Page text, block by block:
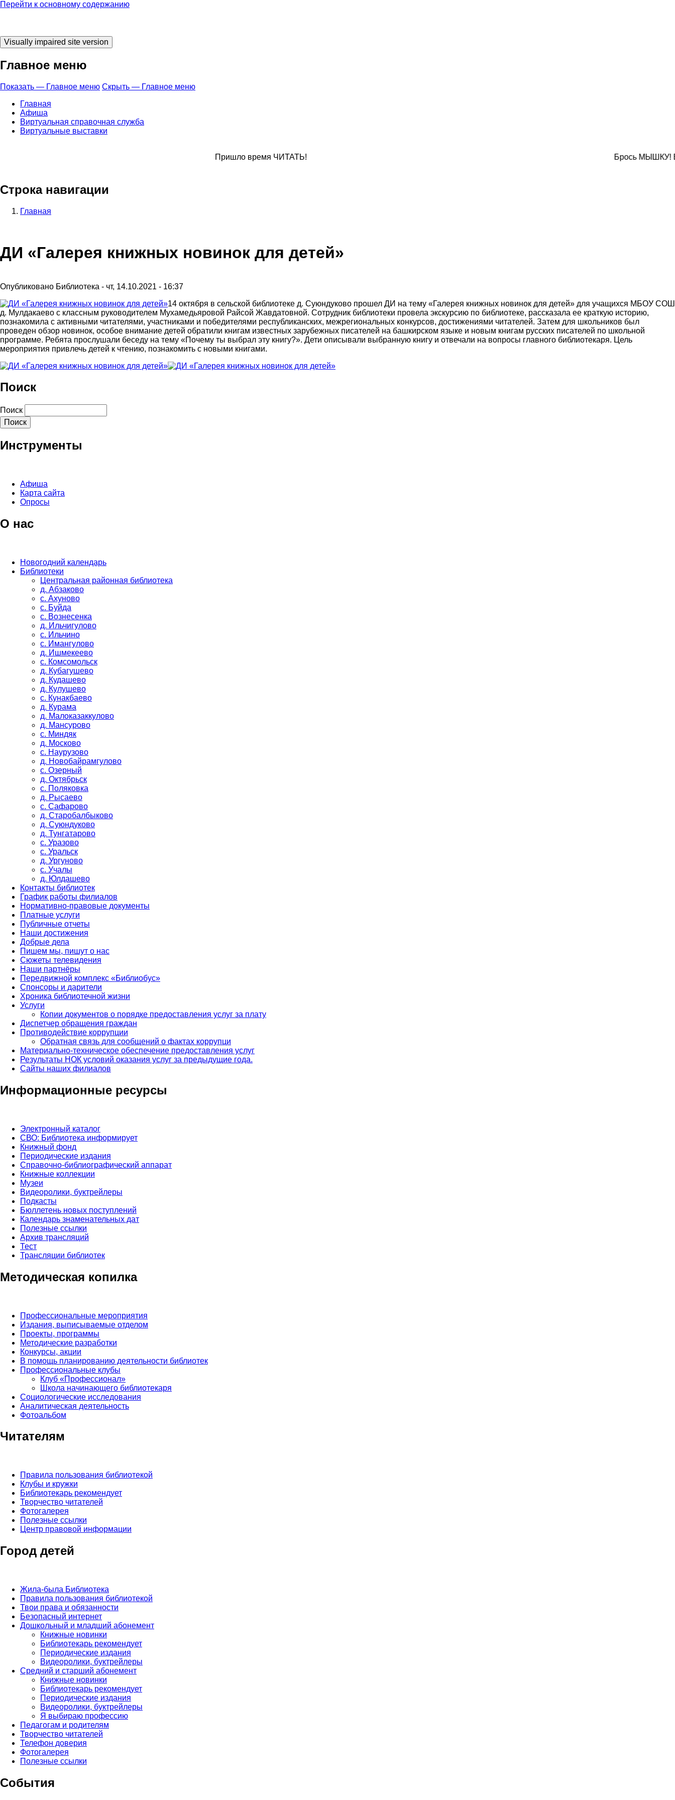
Перейти к основному содержанию
Главное меню
Показать — Главное меню Скрыть — Главное меню
Главная
Афиша
Виртуальная справочная служба
Виртуальные выставки
Пришло время ЧИТАТЬ! Брось
Строка навигации
Главная
ДИ «Галерея книжных новинок для детей»
Опубликовано Библиотека - чт, 14.10.2021 - 16:37
14 октября в сельской библиотеке д. Суюндуково прошел ДИ на тему «Галерея книжных новинок для детей» для учащихся МБОУ СОШ
д. Мулдакаево с классным руководителем Мухамедьяровой Райсой Жавдатовной. Сотрудник библиотеки провела экскурсию по библиотеке, рассказала ее краткую историю,
познакомила с активными читателями, участниками и победителями республиканских, межрегиональных конкурсов, достижениями читателей. Затем для школьников был
проведен обзор новинок, особое внимание детей обратили книгам известных зарубежных писателей на башкирском языке и новым книгам русских писателей по школьной
программе. Ребята прослушали беседу на тему «Почему ты выбрал эту книгу?». Дети описывали выбранную книгу и отвечали на вопросы главного библиотекаря. Цель
мероприятия привлечь детей к чтению, познакомить с новыми книгами.
Поиск
Поиск
Инструменты
Афиша
Карта сайта
Опросы
О нас
Новогодний календарь
Библиотеки
Центральная районная библиотека
д. Абзаково
с. Ахуново
с. Буйда
с. Вознесенка
д. Ильчигулово
с. Ильчино
с. Имангулово
д. Ишмекеево
с. Комсомольск
д. Кубагушево
д. Кудашево
д. Кулушево
с. Кунакбаево
д. Курама
д. Малоказаккулово
д. Мансурово
с. Миндяк
д. Москово
с. Наурузово
д. Новобайрамгулово
с. Озерный
д. Октябрьск
с. Поляковка
д. Рысаево
с. Сафарово
д. Старобалбыково
д. Суюндуково
д. Тунгатарово
с. Уразово
с. Уральск
д. Ургуново
с. Учалы
д. Юлдашево
Контакты библиотек
График работы филиалов
Нормативно-правовые документы
Платные услуги
Публичные отчеты
Наши достижения
Добрые дела
Пишем мы, пишут о нас
Сюжеты телевидения
Наши партнёры
Передвижной комплекс «Библиобус»
Спонсоры и дарители
Хроника библиотечной жизни
Услуги
Копии документов о порядке предоставления услуг за плату
Диспетчер обращения граждан
Противодействие коррупции
Обратная связь для сообщений о фактах коррупци
Материально-техническое обеспечение предоставления услуг
Результаты НОК условий оказания услуг за предыдущие года.
Сайты наших филиалов
Информационные ресурсы
Электронный каталог
СВО: Библиотека информирует
Книжный фонд
Периодические издания
Справочно-библиографический аппарат
Книжные коллекции
Музеи
Видеоролики, буктрейлеры
Подкасты
Бюллетень новых поступлений
Календарь знаменательных дат
Полезные ссылки
Архив трансляций
Тест
Трансляции библиотек
Методическая копилка
Профессиональные мероприятия
Издания, выписываемые отделом
Проекты, программы
Методические разработки
Конкурсы, акции
В помощь планированию деятельности библиотек
Профессиональные клубы
Клуб «Профессионал»
Школа начинающего библиотекаря
Социологические исследования
Аналитическая деятельность
Фотоальбом
Читателям
Правила пользования библиотекой
Клубы и кружки
Библиотекарь рекомендует
Творчество читателей
Фотогалерея
Полезные ссылки
Центр правовой информации
Город детей
Жила-была Библиотека
Правила пользования библиотекой
Твои права и обязанности
Безопасный интернет
Дошкольный и младший абонемент
Книжные новинки
Библиотекарь рекомендует
Периодические издания
Видеоролики, буктрейлеры
Средний и старший абонемент
Книжные новинки
Библиотекарь рекомендует
Периодические издания
Видеоролики, буктрейлеры
Я выбираю профессию
Педагогам и родителям
Творчество читателей
Телефон доверия
Фотогалерея
Полезные ссылки
События